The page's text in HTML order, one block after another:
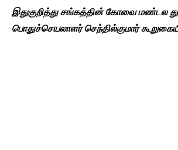
இதுகுறித்து சங்கத்தின் கோவை மண்டல
பொதுச்செயலாளர் செந்தில்குமார்